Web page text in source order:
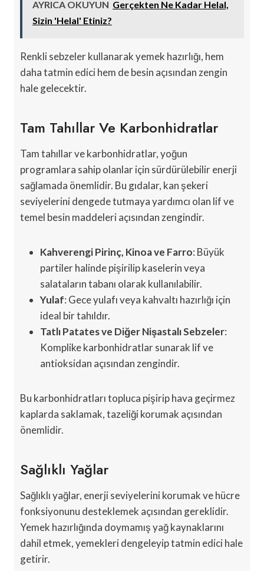
AYRICA OKUYUN Gerçekten Ne Kadar Helal,
Sizin 'Helal' Etiniz?
Renkli sebzeler kullanarak yemek hazırlığı, hem
daha tatmin edici hem de besin açısından zengin
hale gelecektir.
Tam Tahıllar Ve Karbonhidratlar
Tam tahıllar ve karbonhidratlar, yoğun
programlara sahip olanlar için sürdürülebilir enerji
sağlamada önemlidir. Bu gıdalar, kan şekeri
seviyelerini dengede tutmaya yardımcı olan lif ve
temel besin maddeleri açısından zengindir.
Kahverengi Pirinç, Kinoa ve Farro: Büyük
partiler halinde pişirilip kaselerin veya
salataların tabanı olarak kullanılabilir.
Yulaf: Gece yulafı veya kahvaltı hazırlığı için
ideal bir tahıldır.
Tatlı Patates ve Diğer Nişastalı Sebzeler:
Komplike karbonhidratlar sunarak lif ve
antioksidan açısından zengindir.
Bu karbonhidratları topluca pişirip hava geçirmez
kaplarda saklamak, tazeliği korumak açısından
önemlidir.
Sağlıklı Yağlar
Sağlıklı yağlar, enerji seviyelerini korumak ve hücre
fonksiyonunu desteklemek açısından gereklidir.
Yemek hazırlığında doymamış yağ kaynaklarını
dahil etmek, yemekleri dengeleyip tatmin edici hale
getirir.